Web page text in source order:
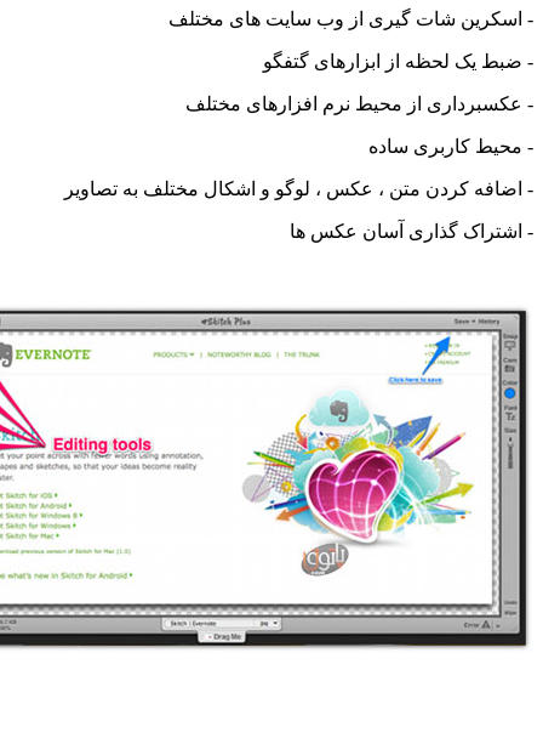
شات گیری از وب سایت های مختلف
لحظه از ابزارهای گتفگو
از محیط نرم افزارهای مختلف
کاربری ساده
کردن متن ، عکس ، لوگو و اشکال مختلف به تصاویر
گذاری آسان عکس ها